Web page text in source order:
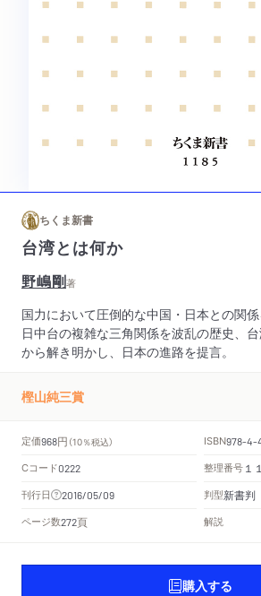
ちくま新書
台湾とは何か
野嶋剛著
国力において圧倒的な中国・日本との関係
日中台の複雑な三角関係を波乱の歴史、
から解き明かし、日本の進路を提言。
樫山純三賞
定価968円 （10％税込） ISBN978-4-
Cコード0222 整理番号 １
刊行日 2016/05/09 判型新書判
ページ数272頁 解説
購入する